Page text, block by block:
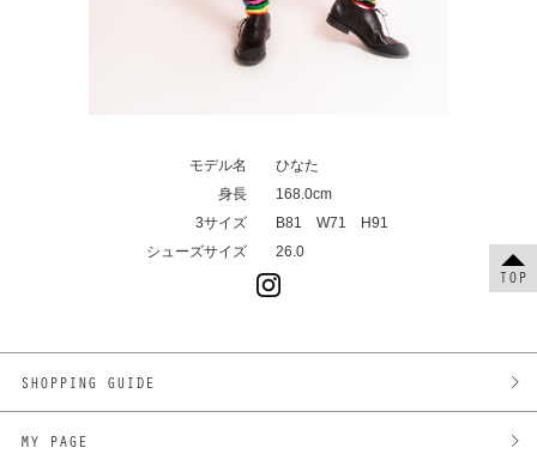
モデル名
ひなた
身長
168.0cm
3サイズ
B81 W71 H91
シューズサイズ
26.0
TOP
SHOPPING GUIDE
MY PAGE